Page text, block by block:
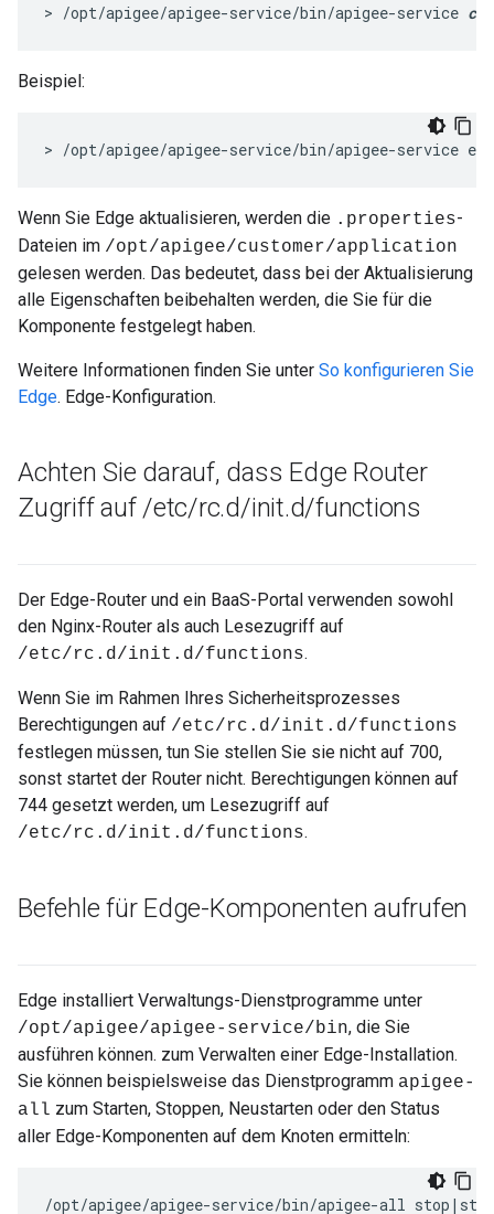
> /opt/apigee/apigee-service/bin/apigee-service
Beispiel:
> /opt/apigee/apigee-service/bin/apigee-service
Wenn Sie Edge aktualisieren, werden die .properties-
Dateien im /opt/apigee/customer/application
gelesen werden. Das bedeutet, dass bei der Aktualisierung
alle Eigenschaften beibehalten werden, die Sie für die
Komponente festgelegt haben.
Weitere Informationen finden Sie unter So konfigurieren Sie
Edge. Edge-Konfiguration.
Achten Sie darauf, dass Edge Router
Zugriff auf /etc/rc.d/init.d/functions
Der Edge-Router und ein BaaS-Portal verwenden sowohl
den Nginx-Router als auch Lesezugriff auf
/etc/rc.d/init.d/functions.
Wenn Sie im Rahmen Ihres Sicherheitsprozesses
Berechtigungen auf /etc/rc.d/init.d/functions
festlegen müssen, tun Sie stellen Sie sie nicht auf 700,
sonst startet der Router nicht. Berechtigungen können auf
744 gesetzt werden, um Lesezugriff auf
/etc/rc.d/init.d/functions.
Befehle für Edge-Komponenten aufrufen
Edge installiert Verwaltungs-Dienstprogramme unter
/opt/apigee/apigee-service/bin, die Sie
ausführen können. zum Verwalten einer Edge-Installation.
Sie können beispielsweise das Dienstprogramm apigee-
all zum Starten, Stoppen, Neustarten oder den Status
aller Edge-Komponenten auf dem Knoten ermitteln:
/opt/apigee/apigee-service/bin/apigee-all